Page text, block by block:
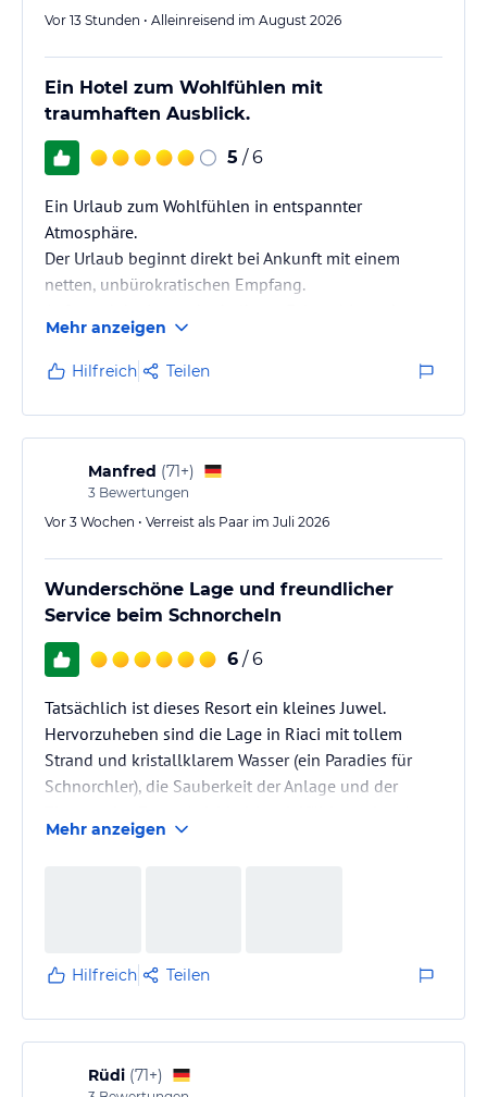
Vor 13 Stunden • Alleinreisend im August 2026
Ein Hotel zum Wohlfühlen mit
traumhaften Ausblick.
5 / 6
Ein Urlaub zum Wohlfühlen in entspannter
Atmosphäre.
Der Urlaub beginnt direkt bei Ankunft mit einem
netten, unbürokratischen Empfang.
Hotel einen traumhaften Blick auf den Strand, das
Meer und den Sonnenuntergang.
Mehr anzeigen
Hilfreich Teilen
Manfred (71+)
3 Bewertungen
Vor 3 Wochen • Verreist als Paar im Juli 2026
Wunderschöne Lage und freundlicher
Service beim Schnorcheln
6 / 6
Tatsächlich ist dieses Resort ein kleines Juwel.
Hervorzuheben sind die Lage in Riaci mit tollem
Strand und kristallklarem Wasser (ein Paradies für
Schnorchler), die Sauberkeit der Anlage und der
sowie das freundliche Personal.
Mehr anzeigen
Hilfreich Teilen
Rüdi (71+)